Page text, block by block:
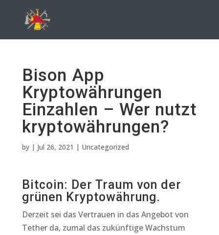
Bison App
Kryptowährungen
Einzahlen – Wer nutzt
kryptowährungen?
by | Jul 26, 2021 | Uncategorized
Bitcoin: Der Traum von der
grünen Kryptowährung.
Derzeit sei das Vertrauen in das Angebot von
Tether da, zumal das zukünftige Wachstum